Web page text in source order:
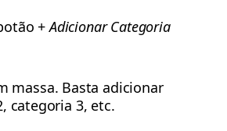
+Adicionar Categoria
massa. Basta adicionar
categoria 3, etc.